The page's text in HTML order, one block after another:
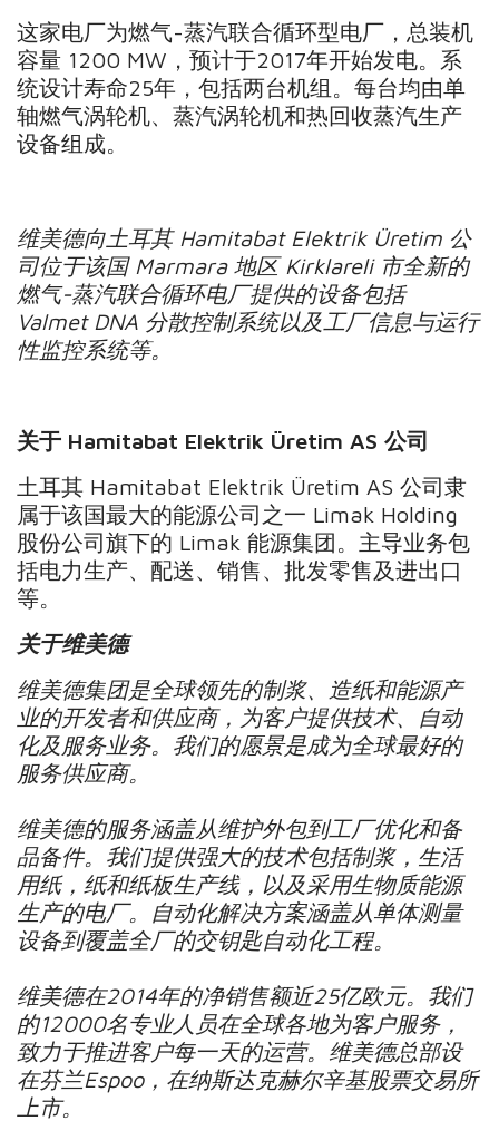
这家电厂为燃气-蒸汽联合循环型电厂，总装机
容量 1200 MW，预计于2017年开始发电。系
统设计寿命25年，包括两台机组。每台均由单
轴燃气涡轮机、蒸汽涡轮机和热回收蒸汽生产
设备组成。
维美德向土耳其Hamitabat Elektrik Üretim 公
司位于该国Marmara 地区Kirklareli 市全新的
燃气-蒸汽联合循环电厂提供的设备包括
Valmet DNA 分散控制系统以及工厂信息与运行
性监控系统等。
关于 Hamitabat Elektrik Üretim AS公司
土耳其 Hamitabat Elektrik Üretim AS 公司隶
属于该国最大的能源公司之一 Limak Holding
股份公司旗下的 Limak 能源集团。主导业务包
括电力生产、配送、销售、批发零售及进出口
等。
关于维美德
维美德集团是全球领先的制浆、造纸和能源产
业的开发者和供应商，为客户提供技术、自动
化及服务业务。我们的愿景是成为全球最好的
服务供应商。
维美德的服务涵盖从维护外包到工厂优化和备
品备件。我们提供强大的技术包括制浆，生活
用纸，纸和纸板生产线，以及采用生物质能源
生产的电厂。自动化解决方案涵盖从单体测量
设备到覆盖全厂的交钥匙自动化工程。
维美德在2014年的净销售额近25亿欧元。我们
的12000名专业人员在全球各地为客户服务，
致力于推进客户每一天的运营。维美德总部设
在芬兰Espoo，在纳斯达克赫尔辛基股票交易所
上市。